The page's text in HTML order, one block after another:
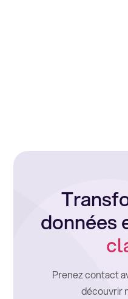
données
Prenez contact
découvrir